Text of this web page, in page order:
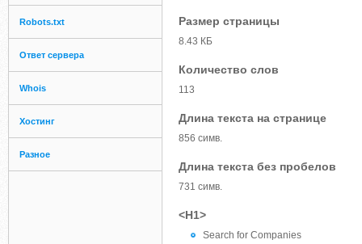
Robots.txt
Ответ сервера
Whois
Хостинг
Разное
Размер страницы
8.43 КБ
Количество слов
113
Длина текста на странице
856 симв.
Длина текста без пробелов
731 симв.
<H1>
Search for Companies